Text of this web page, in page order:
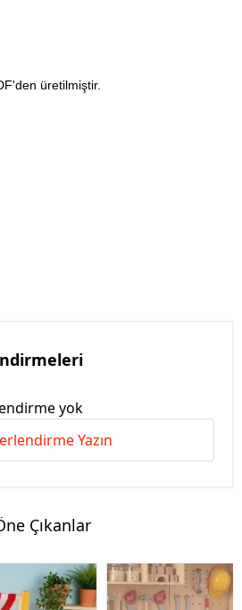
üretilmiştir.
yok
Yazın
Çıkanlar